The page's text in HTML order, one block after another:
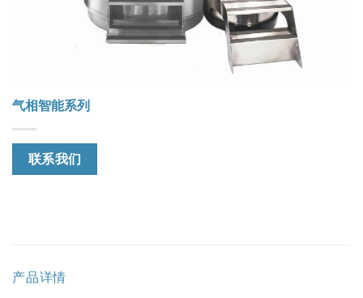
气相智能系列
联系我们
产品详情